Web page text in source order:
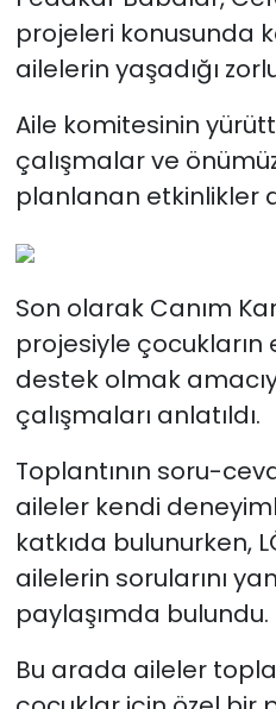
projeleri konusunda
ailelerin yaşadığı
Aile komitesinin
çalışmalar ve
planlanan etkinlikler
Son olarak Canım
projesiyle
destek olmak
çalışmaları anlatıldı.
Toplantının soru-
aileler kendi
katkıda bulunurken,
ailelerin sorularını
paylaşımda bulundu.
Bu arada aileler